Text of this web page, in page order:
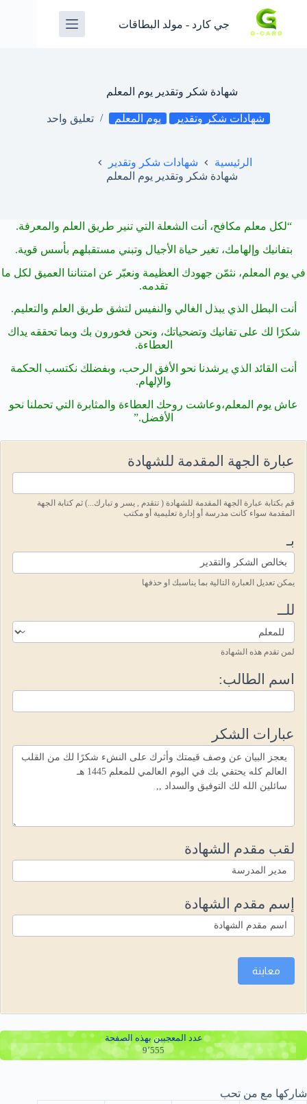
جي كارد - مولد البطاقات
شهادة شكر وتقدير يوم المعلم
شهادات شكر وتقدير يوم المعلم تعليق واحد
الرئيسية
شهادات شكر وتقدير
شهادة شكر وتقدير يوم المعلم
“لكل معلم مكافح، أنت الشعلة التي تنير طريق العلم والمعرفة.
بتفانيك وإلهامك، تغير حياة الأجيال وتبني مستقبلهم بأسس قوية.
في يوم المعلم، نثمّن جهودك العظيمة ونعبّر عن امتناننا العميق لكل ما
تقدمه.
أنت البطل الذي يبذل الغالي والنفيس لتشق طريق العلم والتعليم.
شكرًا لك على تفانيك وتضحياتك، ونحن فخورون بك وبما تحققه يداك
العطاءة.
أنت القائد الذي يرشدنا نحو الأفق الرحب، وبفضلك نكتسب الحكمة
والإلهام.
عاش يوم المعلم،وعاشت روحك العطاءة والمثابرة التي تحملنا نحو
الأفضل.”
Teacher's_Day5
عبارة الجهة المقدمة للشهادة
قم بكتابة عبارة الجهة المقدمة للشهادة ( تتقدم , يسر و تبارك...) ثم كتابة الجهة
المقدمة سواء كانت مدرسة أو إدارة تعليمية أو مكتب
بـ
يمكن تعديل العبارة التالية بما يناسبك او حذفها
للــ
لمن تقدم هذه الشهادة
اسم الطالب:
عبارات الشكر
لقب مقدم الشهادة
إسم مقدم الشهادة
معاينة
عدد المعجبين بهذه الصفحة
9٬555
شاركها مع من تحب